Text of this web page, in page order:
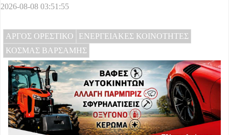
2026-08-08 03:51:55
ΑΡΓΟΣ ΟΡΕΣΤΙΚΟ
ΕΝΕΡΓΕΙΑΚΕΣ ΚΟΙΝΟΤΗΤΕΣ
ΚΟΣΜΑΣ ΒΑΡΣΑΜΗΣ